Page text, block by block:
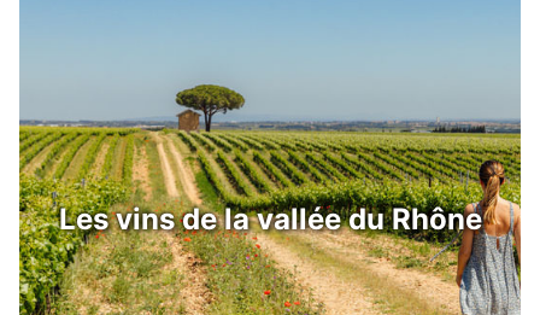
Les vins de la vallée du Rhône